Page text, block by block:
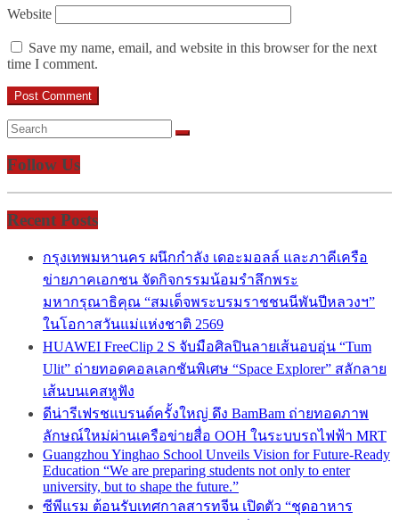
Website
Save my name, email, and website in this browser for the next
time I comment.
Follow Us
Recent Posts
กรุงเทพมหานคร ผนึกกำลัง เดอะมอลล์ และภาคีเครือ
ข่ายภาคเอกชน จัดกิจกรรมน้อมรำลึกพระ
มหากรุณาธิคุณ “สมเด็จพระบรมราชชนนีพันปีหลวงฯ”
ในโอกาสวันแม่แห่งชาติ 2569
HUAWEI FreeClip 2 S จับมือศิลปินลายเส้นอบอุ่น “Tum
Ulit” ถ่ายทอดคอลเลกชันพิเศษ “Space Explorer” สลักลาย
เส้นบนเคสหูฟัง
ดีน่ารีเฟรชแบรนด์ครั้งใหญ่ ดึง BamBam ถ่ายทอดภาพ
ลักษณ์ใหม่ผ่านเครือข่ายสื่อ OOH ในระบบรถไฟฟ้า MRT
Guangzhou Yinghao School Unveils Vision for Future-Ready
Education “We are preparing students not only to enter
university, but to shape the future.”
ซีพีแรม ต้อนรับเทศกาลสารทจีน เปิดตัว “ชุดอาหาร